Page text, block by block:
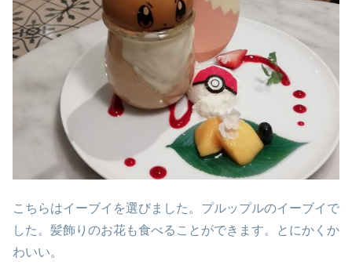
こちらはイーブイを選びました。プルップルのイーブイで
した。髪飾りのお花も食べることができます。とにかくか
わいい。